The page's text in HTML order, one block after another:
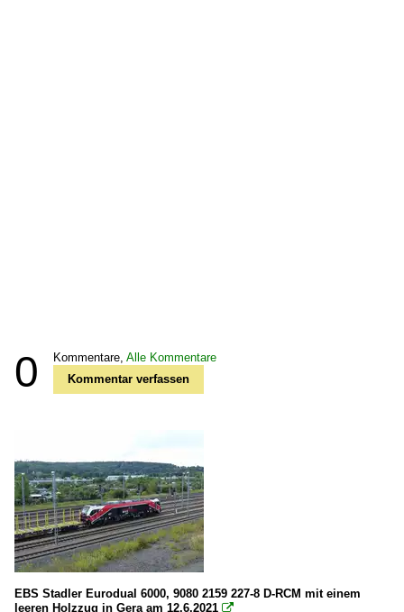
0 Kommentare, Alle Kommentare
Kommentar verfassen
EBS Stadler Eurodual 6000, 9080 2159 227-8 D-RCM mit einem
leeren Holzzug in Gera am 12.6.2021 